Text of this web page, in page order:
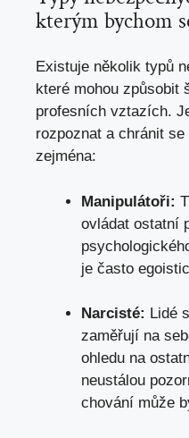
kterým bychom
Existuje několik typů
které mohou způsobit
profesních vztazích.
rozpoznat a chránit
zejména:
Manipulátoři:
ovládat ostatní
je často
Narcisté: Lidé
zaměřují na
ohledu na
neustálou
chování může